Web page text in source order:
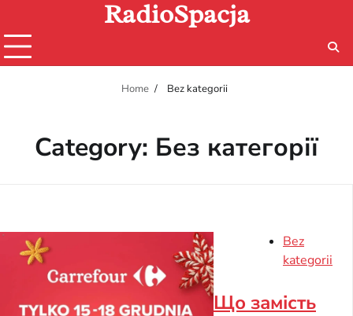
content
RadioSpacja
Home Bez kategorii
Category: Без категорії
Bez
kategorii
Що замість